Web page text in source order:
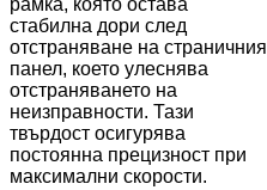
рамка, която остава
стабилна дори след
отстраняване на страничния
панел, което улеснява
отстраняването на
неизправности. Тази
твърдост осигурява
постоянна прецизност при
максимални скорости.